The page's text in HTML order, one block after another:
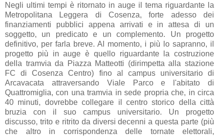
Negli ultimi tempi è ritornato in auge il tema riguardante la
Metropolitana Leggera di Cosenza, forte adesso dei
finanziamenti pubblici appena arrivati e in attesa di un
soggetto, un predicato e un complemento. Un progetto
definitivo, per farla breve. Al momento, i più lo sapranno, il
progetto più in auge è quello riguardante la costruzione
della tramvia da Piazza Matteotti (dirimpetta alla stazione
FC di Cosenza Centro) fino al campus universitario di
Arcavacata attraversando Viale Parco e l'abitato di
Quattromiglia, con una tramvia in sede propria che, in circa
40 minuti, dovrebbe collegare il centro storico della città
bruzia con il suo campus universitario. Un progetto
discusso, trito e ritrito da diversi decenni a questa parte (più
che altro in corrispondenza delle tornate elettorali,